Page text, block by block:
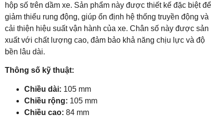
hộp số trên dầm xe. Sản phẩm này được thiết kế đặc biệt để
giảm thiểu rung động, giúp ổn định hệ thống truyền động và
cải thiện hiệu suất vận hành của xe. Chân số này được sản
xuất với chất lượng cao, đảm bảo khả năng chịu lực và độ
bền lâu dài.
Thông số kỹ thuật:
Chiều dài: 105 mm
Chiều rộng: 105 mm
Chiều cao: 84 mm